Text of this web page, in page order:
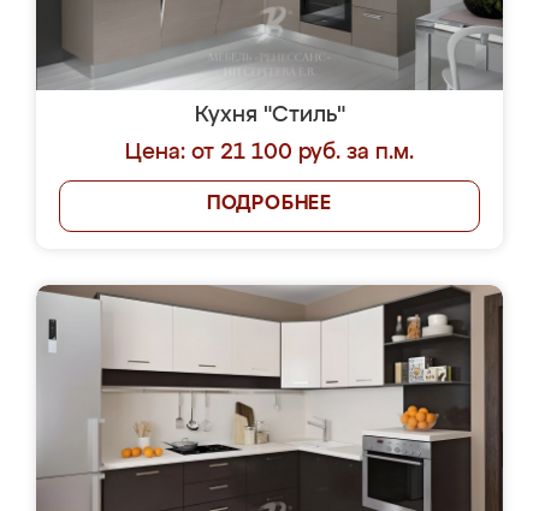
Кухня "Стиль"
Цена: от 21 100 руб. за п.м.
ПОДРОБНЕЕ